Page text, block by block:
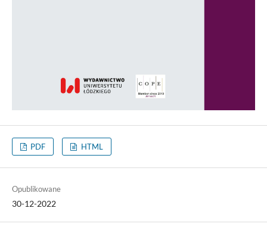
PDF HTML
Opublikowane
30-12-2022